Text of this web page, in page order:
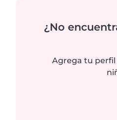
¿No
Agrega tu